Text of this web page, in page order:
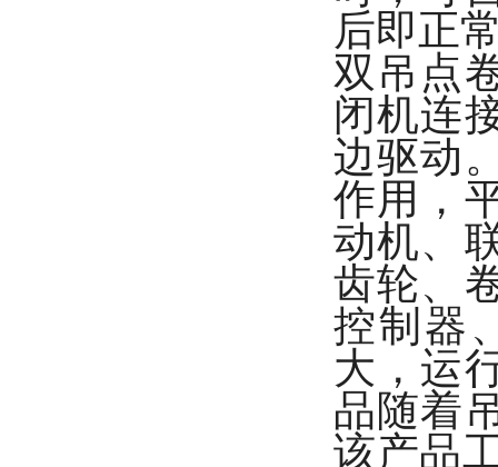
后即正
双吊点
闭机连
边驱动
作用，
动机、
齿轮、
控制器
大，运
品随着
该产品